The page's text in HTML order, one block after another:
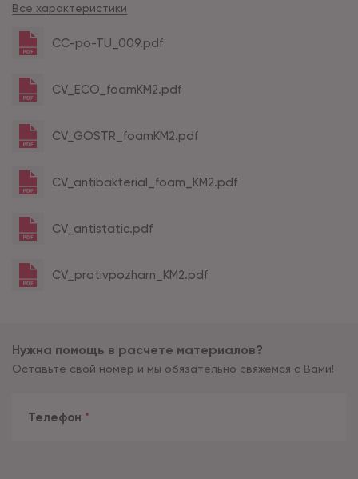
Все характеристики
CC-po-TU_009.pdf
CV_ECO_foamKM2.pdf
CV_GOSTR_foamKM2.pdf
CV_antibakterial_foam_KM2.pdf
CV_antistatic.pdf
CV_protivpozharn_KM2.pdf
Нужна помощь в расчете материалов?
Оставьте свой номер и мы обязательно свяжемся с Вами!
Телефон *